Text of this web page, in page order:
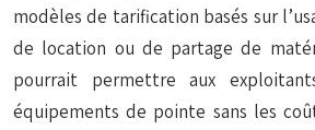
modèles de tarification basés sur
de location ou de partage de
pourrait permettre aux
équipements de pointe sans les